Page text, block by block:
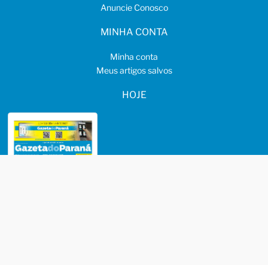
Anuncie Conosco
MINHA CONTA
Minha conta
Meus artigos salvos
HOJE